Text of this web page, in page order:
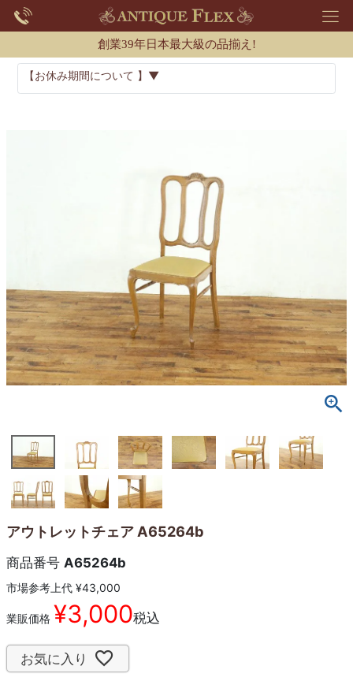
創業39年日本最大級の品揃え!
【お休み期間について 】▼
アウトレットチェア A65264b
商品番号 A65264b
市場参考上代 ¥43,000
業販価格 ¥3,000税込
お気に入り